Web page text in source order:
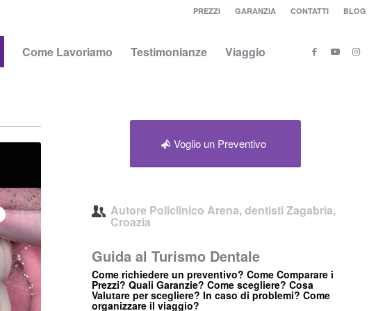
PREZZI GARANZIA CONTATTI BLOG
Come Lavoriamo Testimonianze Viaggio
Voglio un Preventivo
Autore Policlinico Arena, dentisti Zagabria,
Croazia
Guida al Turismo Dentale
Come richiedere un preventivo? Come Comparare i
Prezzi? Quali Garanzie? Come scegliere? Cosa
Valutare per scegliere? In caso di problemi? Come
organizzare il viaggio?